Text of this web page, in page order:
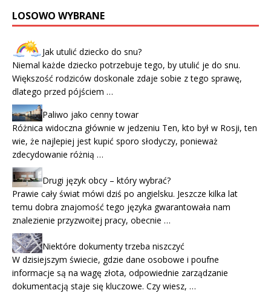
LOSOWO WYBRANE
Jak utulić dziecko do snu?
Niemal każde dziecko potrzebuje tego, by utulić je do snu.
Większość rodziców doskonale zdaje sobie z tego sprawę,
dlatego przed pójściem …
Paliwo jako cenny towar
Różnica widoczna głównie w jedzeniu Ten, kto był w Rosji, ten
wie, że najlepiej jest kupić sporo słodyczy, ponieważ
zdecydowanie różnią …
Drugi język obcy – który wybrać?
Prawie cały świat mówi dziś po angielsku. Jeszcze kilka lat
temu dobra znajomość tego języka gwarantowała nam
znalezienie przyzwoitej pracy, obecnie …
Niektóre dokumenty trzeba niszczyć
W dzisiejszym świecie, gdzie dane osobowe i poufne
informacje są na wagę złota, odpowiednie zarządzanie
dokumentacją staje się kluczowe. Czy wiesz, …